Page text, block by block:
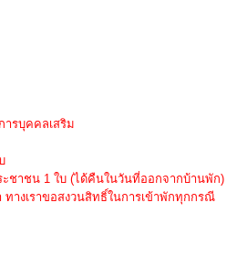
ารบุคคลเสริม
ชาชน 1 ใบ (ได้คืนในวันที่ออกจากบ้านพัก)
างเราขอสงวนสิทธิ์ในการเข้าพักทุกกรณี